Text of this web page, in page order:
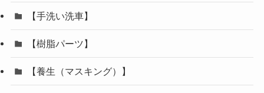
【手洗い洗車】
【樹脂パーツ】
【養生（マスキング）】